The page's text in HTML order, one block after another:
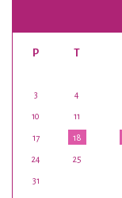
P T
3 4
10 11
17 18
24 25
31